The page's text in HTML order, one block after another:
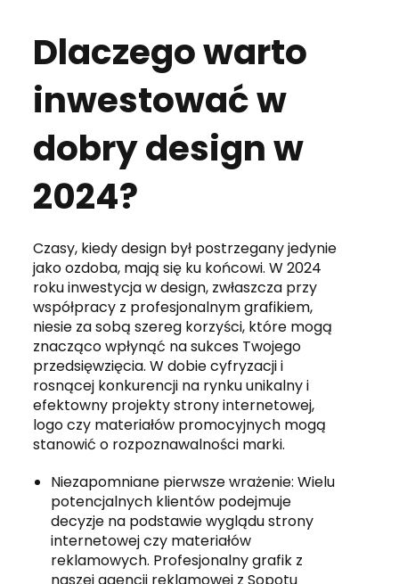
Dlaczego warto
inwestować w
dobry design w
2024?
Czasy, kiedy design był postrzegany jedynie
jako ozdoba, mają się ku końcowi. W 2024
roku inwestycja w design, zwłaszcza przy
współpracy z profesjonalnym grafikiem,
niesie za sobą szereg korzyści, które mogą
znacząco wpłynąć na sukces Twojego
przedsięwzięcia. W dobie cyfryzacji i
rosnącej konkurencji na rynku unikalny i
efektowny projekty strony internetowej,
logo czy materiałów promocyjnych mogą
stanowić o rozpoznawalności marki.
Niezapomniane pierwsze wrażenie: Wielu
potencjalnych klientów podejmuje
decyzje na podstawie wyglądu strony
internetowej czy materiałów
reklamowych. Profesjonalny grafik z
naszej agencji reklamowej z Sopotu